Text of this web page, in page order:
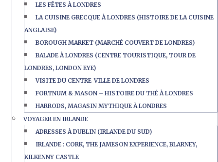
LES FÊTES À LONDRES
LA CUISINE GRECQUE À LONDRES (HISTOIRE DE LA CUISINE
ANGLAISE)
BOROUGH MARKET (MARCHÉ COUVERT DE LONDRES)
BALADE À LONDRES (CENTRE TOURISTIQUE, TOUR DE
LONDRES, LONDON EYE)
VISITE DU CENTRE-VILLE DE LONDRES
FORTNUM & MASON – HISTOIRE DU THÉ À LONDRES
HARRODS, MAGASIN MYTHIQUE À LONDRES
VOYAGER EN IRLANDE
ADRESSES À DUBLIN (IRLANDE DU SUD)
IRLANDE : CORK, THE JAMESON EXPERIENCE, BLARNEY,
KILKENNY CASTLE